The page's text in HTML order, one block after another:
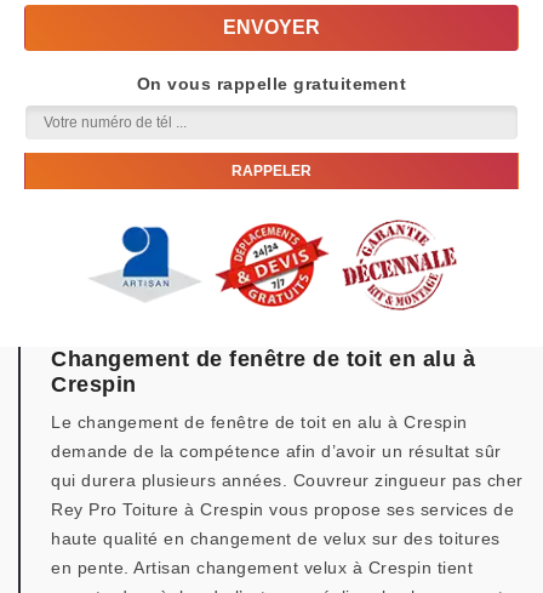
On vous rappelle gratuitement
Changement de fenêtre de toit en alu à
Crespin
Le changement de fenêtre de toit en alu à Crespin
demande de la compétence afin d’avoir un résultat sûr
qui durera plusieurs années. Couvreur zingueur pas cher
Rey Pro Toiture à Crespin vous propose ses services de
haute qualité en changement de velux sur des toitures
en pente. Artisan changement velux à Crespin tient